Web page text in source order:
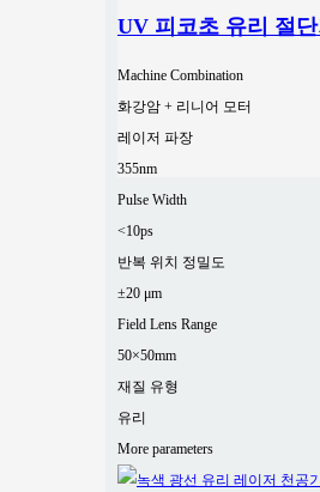
UV 피코초 유리 절단
Machine Combination
화강암 + 리니어 모터
레이저 파장
355nm
Pulse Width
<10ps
반복 위치 정밀도
±20 μm
Field Lens Range
50×50mm
재질 유형
유리
More parameters